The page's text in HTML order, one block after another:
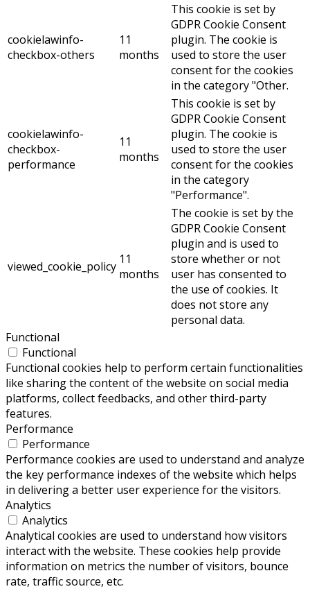
cookielawinfo-
checkbox-others
11
months
This cookie is set by
GDPR Cookie Consent
plugin. The cookie is
used to store the user
consent for the cookies
in the category "Other.
cookielawinfo-
checkbox-
performance
11
months
This cookie is set by
GDPR Cookie Consent
plugin. The cookie is
used to store the user
consent for the cookies
in the category
"Performance".
viewed_cookie_policy 11
months
The cookie is set by the
GDPR Cookie Consent
plugin and is used to
store whether or not
user has consented to
the use of cookies. It
does not store any
personal data.
Functional
Functional
Functional cookies help to perform certain functionalities
like sharing the content of the website on social media
platforms, collect feedbacks, and other third-party
features.
Performance
Performance
Performance cookies are used to understand and analyze
the key performance indexes of the website which helps
in delivering a better user experience for the visitors.
Analytics
Analytics
Analytical cookies are used to understand how visitors
interact with the website. These cookies help provide
information on metrics the number of visitors, bounce
rate, traffic source, etc.